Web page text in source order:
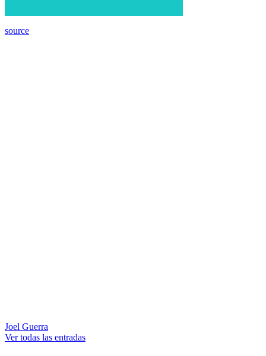
source
Joel Guerra
Ver todas las entradas